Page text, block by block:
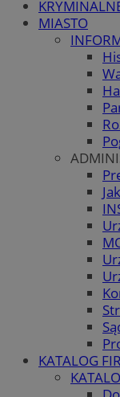
MIASTO
KATALOG